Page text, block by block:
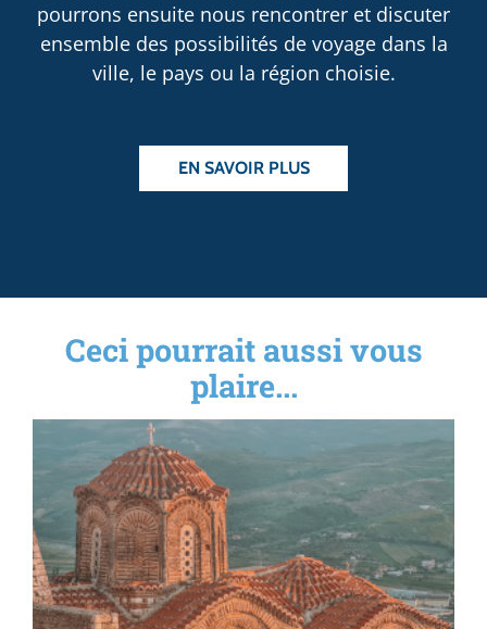
pourrons ensuite nous rencontrer et discuter
ensemble des possibilités de voyage dans la
ville, le pays ou la région choisie.
EN SAVOIR PLUS
Ceci pourrait aussi vous
plaire...